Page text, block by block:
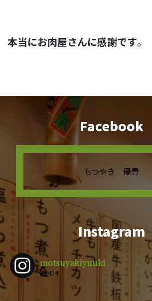
本当にお肉屋さんに感謝です。
Facebook
もつやき 優貴
Instagram
motsuyakiyuuki
414
motsuyakiy motsuyakiy